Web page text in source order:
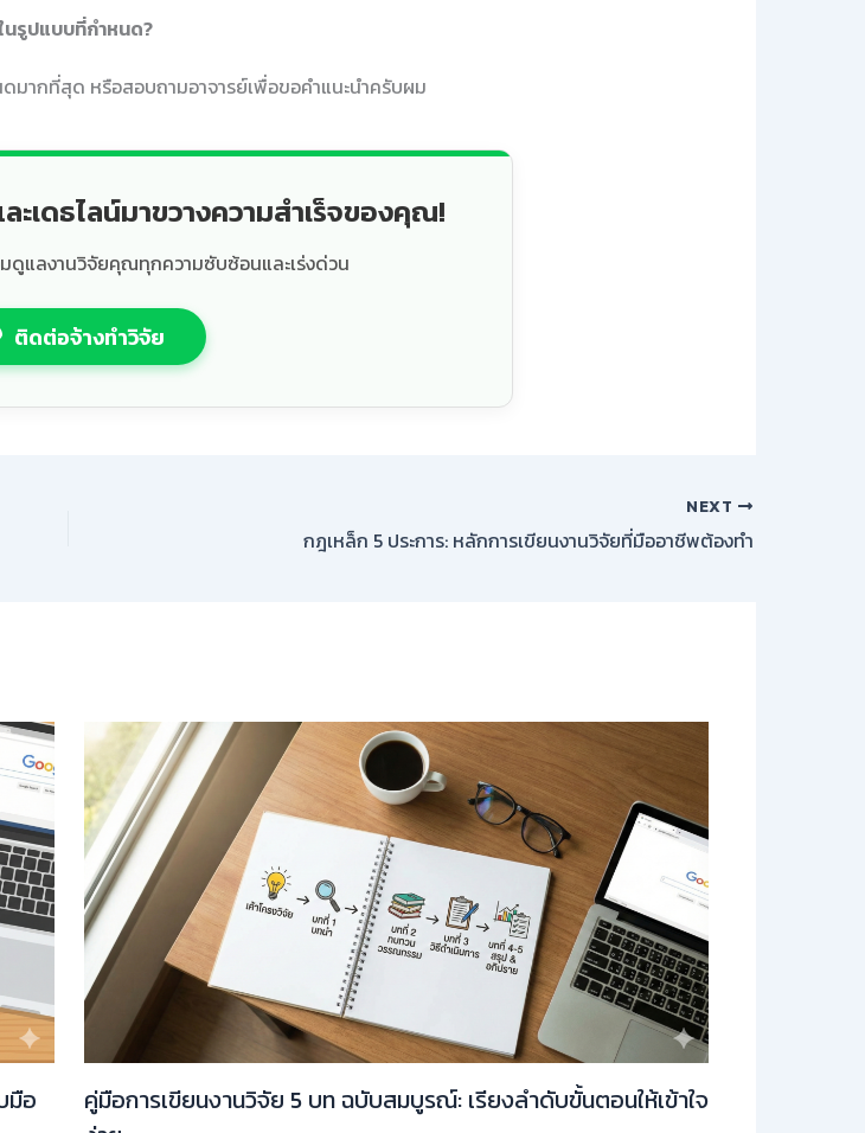
นรูปแบบที่กำหนด?
มากที่สุด หรือสอบถามอาจารย์เพื่อขอคำแนะนำครับผม
เดธไลน์มาขวางความสำเร็จของคุณ!
ดูแลงานวิจัยคุณทุกความซับซ้อนและเร่งด่วน
ติดต่อจ้างทำวิจัย
NEXT
กฎเหล็ก 5 ประการ: หลักการเขียนงานวิจัยที่มืออาชีพต้องทำ
มือ
คู่มือการเขียนงานวิจัย 5 บท ฉบับสมบูรณ์: เรียงลำดับขั้นตอนให้เข้าใจ